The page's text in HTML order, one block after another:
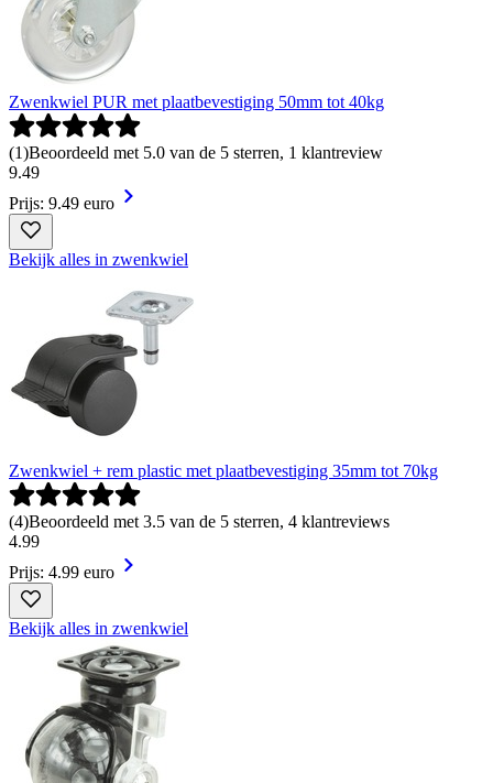
Zwenkwiel PUR met plaatbevestiging 50mm tot 40kg
(1)Beoordeeld met 5.0 van de 5 sterren, 1 klantreview
9.49
Prijs: 9.49 euro
Bekijk alles in zwenkwiel
Zwenkwiel + rem plastic met plaatbevestiging 35mm tot 70kg
(4)Beoordeeld met 3.5 van de 5 sterren, 4 klantreviews
4.99
Prijs: 4.99 euro
Bekijk alles in zwenkwiel